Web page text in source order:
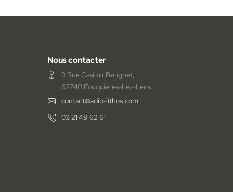
Nous contacter
9 Rue Casimir Beugnet,
62740 Fouquières-Lez-Lens
contact@adib-lithos.com
03 21 49 62 61